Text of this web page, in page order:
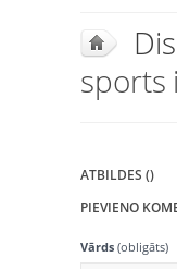
sports
ATBILDES ()
PIEVIENO
Vārds (obligāts)